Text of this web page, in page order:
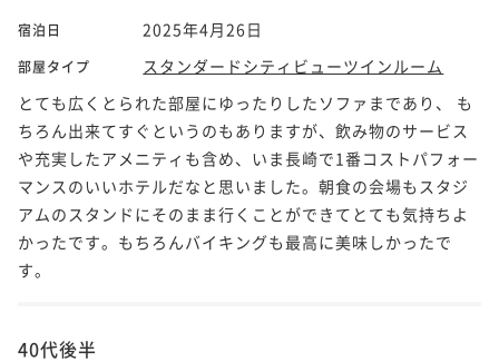
宿泊日 2025年4月26日
部屋タイプ
スタンダードシティビューツインルーム
とても広くとられた部屋にゆったりしたソファまであり、 も
ちろん出来てすぐというのもありますが、飲み物のサービス
や充実したアメニティも含め、いま長崎で1番コストパフォー
マンスのいいホテルだなと思いました。朝食の会場もスタジ
アムのスタンドにそのまま行くことができてとても気持ちよ
かったです。もちろんバイキングも最高に美味しかったで
す。
40代後半